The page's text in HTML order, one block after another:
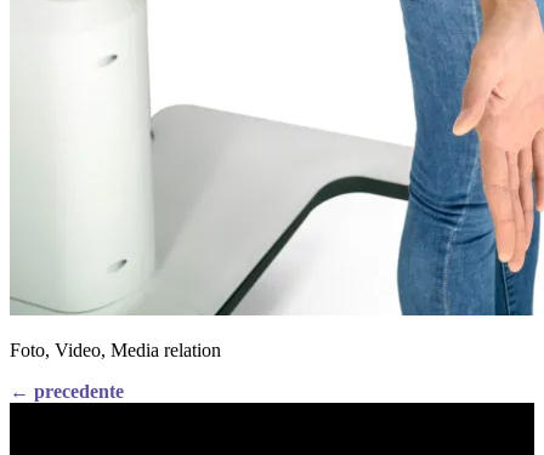
Foto, Video, Media relation
← precedente